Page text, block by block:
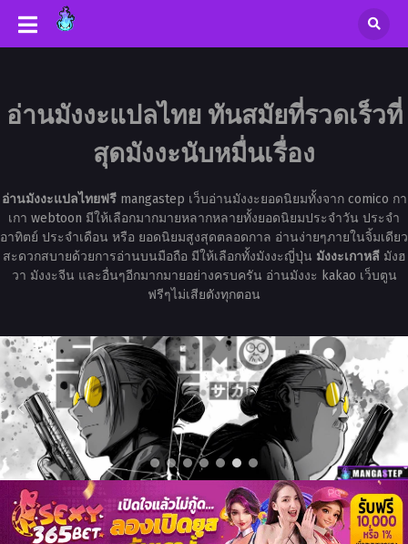
อ่านมังงะแปลไทย ทันสมัยที่รวดเร็วที่
สุดมังงะนับหมื่นเรื่อง
อ่านมังงะแปลไทยฟรีmangastep เว็บอ่านมังงะยอดนิยมทั้งจาก comico กา
เกา webtoon มีให้เลือกมากมายหลากหลายทั้งยอดนิยมประจำวัน ประจำ
อาทิตย์ ประจำเดือน หรือ ยอดนิยมสูงสุดตลอดกาล อ่านง่ายๆภายในจิ้มเดียว
สะดวกสบายด้วยการอ่านบนมือถือ มีให้เลือกทั้งมังงะญี่ปุ่น มังงะเกาหลีมังฮ
วา มังงะจีน และอื่นๆอีกมากมายอย่างครบครัน อ่านมังงะ kakao เว็บตูน
ฟรีๆไม่เสียตังทุกตอน